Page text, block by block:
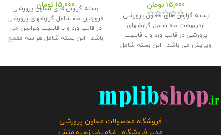
15,000 تومان
بسته گزارش های معاون پرورشی
اردیبهشت ماه شامل گزارشهای
پرورشی در قالب ورد و با قابلیت
ویرایش می باشد . این بسته شامل
و دوم می باشد و توسط تیم ما
بسته مناسب برای چاپ و قراردادن
در کلربوک برای ارائه به
بازدیدکنندگانی هست که از اداره به
بسته مشکل مستندات همکاران تا
15,000 تومان
بسته گزارش های معاون پرورشی
فروردین ماه شامل گزارشهای پرورشی
در قالب ورد و با قابلیت ویرایش می
باشد . این بسته شامل هر سه مقطع
شده است . این بسته مناسب برای
بسته مشکل مستندات همکاران تا
حدود زیادی حل خواهد شد.
محصول مختص فروشگاه معاون
فروشگاه محصولات معاون پرورشی
مدیر فروشگاه : غلامـرضا زهـره منش